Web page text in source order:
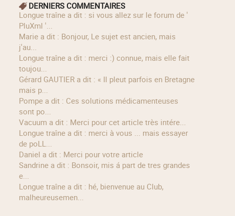
DERNIERS COMMENTAIRES
longue traîne a dit : si vous allez sur le forum de '
PluXml '...
Marie a dit : Bonjour, Le sujet est ancien, mais
j'au...
longue traîne a dit : merci :) connue, mais elle fait
toujou...
Gérard GAUTIER a dit : « Il pleut parfois en Bretagne
mais p...
Pompe a dit : Ces solutions médicamenteuses
sont po...
Vacuum a dit : Merci pour cet article très intére...
longue traîne a dit : merci à vous ... mais essayer
de poLL...
Daniel a dit : Merci pour votre article
Sandrine a dit : Bonsoir, mis á part de tres grandes
e...
longue traîne a dit : hé, bienvenue au Club,
malheureusemen...